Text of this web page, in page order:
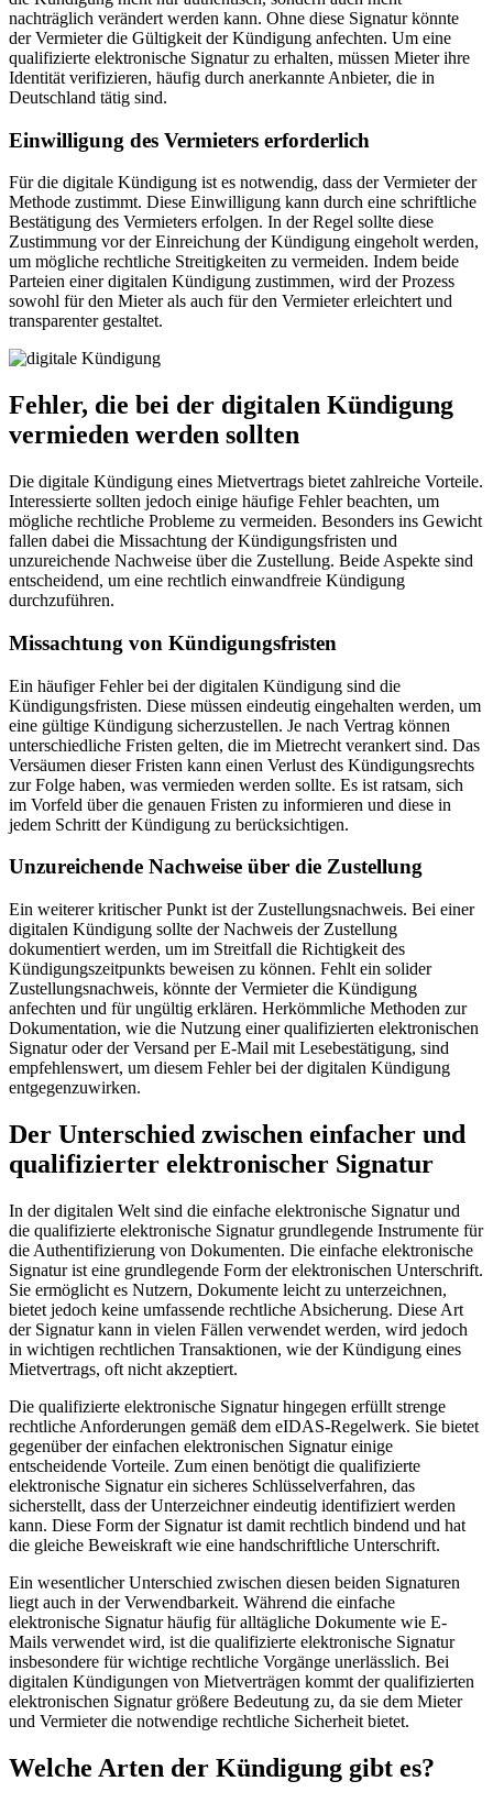
nachträglich verändert werden kann. Ohne diese Signatur könnte
der Vermieter die Gültigkeit der Kündigung anfechten. Um eine
qualifizierte elektronische Signatur zu erhalten, müssen Mieter ihre
Identität verifizieren, häufig durch anerkannte Anbieter, die in
Deutschland tätig sind.
Einwilligung des Vermieters erforderlich
Für die digitale Kündigung ist es notwendig, dass der Vermieter der
Methode zustimmt. Diese Einwilligung kann durch eine schriftliche
Bestätigung des Vermieters erfolgen. In der Regel sollte diese
Zustimmung vor der Einreichung der Kündigung eingeholt werden,
um mögliche rechtliche Streitigkeiten zu vermeiden. Indem beide
Parteien einer digitalen Kündigung zustimmen, wird der Prozess
sowohl für den Mieter als auch für den Vermieter erleichtert und
transparenter gestaltet.
Fehler, die bei der digitalen Kündigung
vermieden werden sollten
Die digitale Kündigung eines Mietvertrags bietet zahlreiche Vorteile.
Interessierte sollten jedoch einige häufige Fehler beachten, um
mögliche rechtliche Probleme zu vermeiden. Besonders ins Gewicht
fallen dabei die Missachtung der Kündigungsfristen und
unzureichende Nachweise über die Zustellung. Beide Aspekte sind
entscheidend, um eine rechtlich einwandfreie Kündigung
durchzuführen.
Missachtung von Kündigungsfristen
Ein häufiger Fehler bei der digitalen Kündigung sind die
Kündigungsfristen. Diese müssen eindeutig eingehalten werden, um
eine gültige Kündigung sicherzustellen. Je nach Vertrag können
unterschiedliche Fristen gelten, die im Mietrecht verankert sind. Das
Versäumen dieser Fristen kann einen Verlust des Kündigungsrechts
zur Folge haben, was vermieden werden sollte. Es ist ratsam, sich
im Vorfeld über die genauen Fristen zu informieren und diese in
jedem Schritt der Kündigung zu berücksichtigen.
Unzureichende Nachweise über die Zustellung
Ein weiterer kritischer Punkt ist der Zustellungsnachweis. Bei einer
digitalen Kündigung sollte der Nachweis der Zustellung
dokumentiert werden, um im Streitfall die Richtigkeit des
Kündigungszeitpunkts beweisen zu können. Fehlt ein solider
Zustellungsnachweis, könnte der Vermieter die Kündigung
anfechten und für ungültig erklären. Herkömmliche Methoden zur
Dokumentation, wie die Nutzung einer qualifizierten elektronischen
Signatur oder der Versand per E-Mail mit Lesebestätigung, sind
empfehlenswert, um diesem Fehler bei der digitalen Kündigung
entgegenzuwirken.
Der Unterschied zwischen einfacher und
qualifizierter elektronischer Signatur
In der digitalen Welt sind die einfache elektronische Signatur und
die qualifizierte elektronische Signatur grundlegende Instrumente für
die Authentifizierung von Dokumenten. Die einfache elektronische
Signatur ist eine grundlegende Form der elektronischen Unterschrift.
Sie ermöglicht es Nutzern, Dokumente leicht zu unterzeichnen,
bietet jedoch keine umfassende rechtliche Absicherung. Diese Art
der Signatur kann in vielen Fällen verwendet werden, wird jedoch
in wichtigen rechtlichen Transaktionen, wie der Kündigung eines
Mietvertrags, oft nicht akzeptiert.
Die qualifizierte elektronische Signatur hingegen erfüllt strenge
rechtliche Anforderungen gemäß dem eIDAS-Regelwerk. Sie bietet
gegenüber der einfachen elektronischen Signatur einige
entscheidende Vorteile. Zum einen benötigt die qualifizierte
elektronische Signatur ein sicheres Schlüsselverfahren, das
sicherstellt, dass der Unterzeichner eindeutig identifiziert werden
kann. Diese Form der Signatur ist damit rechtlich bindend und hat
die gleiche Beweiskraft wie eine handschriftliche Unterschrift.
Ein wesentlicher Unterschied zwischen diesen beiden Signaturen
liegt auch in der Verwendbarkeit. Während die einfache
elektronische Signatur häufig für alltägliche Dokumente wie E-
Mails verwendet wird, ist die qualifizierte elektronische Signatur
insbesondere für wichtige rechtliche Vorgänge unerlässlich. Bei
digitalen Kündigungen von Mietverträgen kommt der qualifizierten
elektronischen Signatur größere Bedeutung zu, da sie dem Mieter
und Vermieter die notwendige rechtliche Sicherheit bietet.
Welche Arten der Kündigung gibt es?